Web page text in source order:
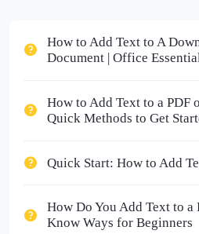
How to Add Text to A
Document | Office
How to Add Text to a PDF
Quick Methods to Get
Quick Start: How to Add
How Do You Add Text to a
Know Ways for Beginners